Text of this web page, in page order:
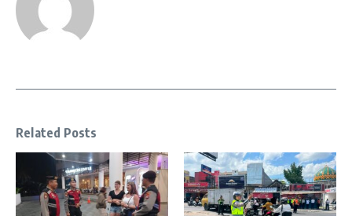
Related Posts